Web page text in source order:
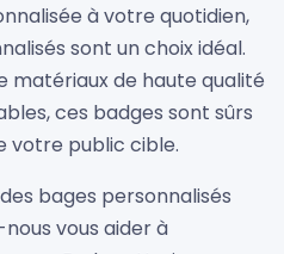
à votre quotidien,
sont un choix idéal.
matériaux de haute qualité
ces badges sont sûrs
votre public cible.
bages personnalisés
nous vous aider à